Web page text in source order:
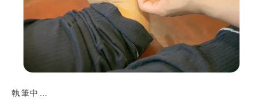
執筆中…